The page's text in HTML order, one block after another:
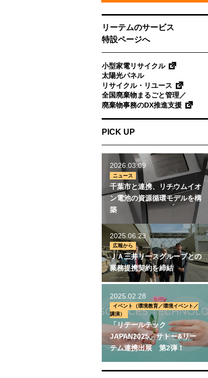
リーテムのサービス
特設ページへ
小型家電リサイクル
太陽光パネル
リサイクル・リユース
全国廃棄物まるごと管理／
廃棄物事務のDX推進支援
PICK UP
2026.03.09
ニュース
千葉市と連携、リチウムイオ
ン電池の資源循環モデルを構
築
2025.06.23
広報から
ＪＡ三井リースグループとの
業務提携契約を締結
2025.02.28
イベント（環境教育／環境イベント／
講演）
「リテールテック
JAPAN2025」サトー&リー
テム連携出展 第2弾！